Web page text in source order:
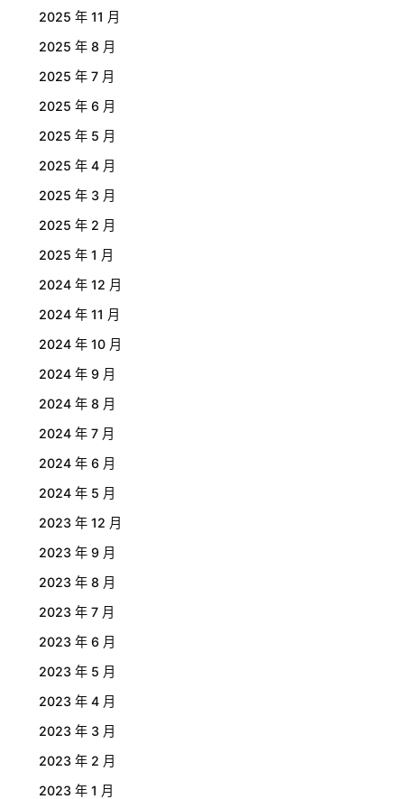
2025 年 11 月
2025 年 8 月
2025 年 7 月
2025 年 6 月
2025 年 5 月
2025 年 4 月
2025 年 3 月
2025 年 2 月
2025 年 1 月
2024 年 12 月
2024 年 11 月
2024 年 10 月
2024 年 9 月
2024 年 8 月
2024 年 7 月
2024 年 6 月
2024 年 5 月
2023 年 12 月
2023 年 9 月
2023 年 8 月
2023 年 7 月
2023 年 6 月
2023 年 5 月
2023 年 4 月
2023 年 3 月
2023 年 2 月
2023 年 1 月